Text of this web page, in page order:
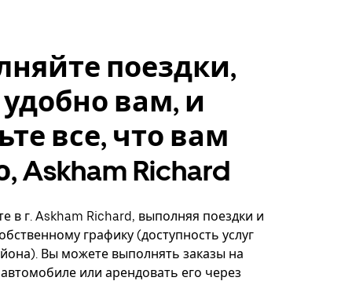
поездки,
удобно вам, и
все, что вам
Askham Richard
в г. Askham Richard, выполняя поездки и
графику (доступность услуг
Вы можете выполнять заказы на
или арендовать его через